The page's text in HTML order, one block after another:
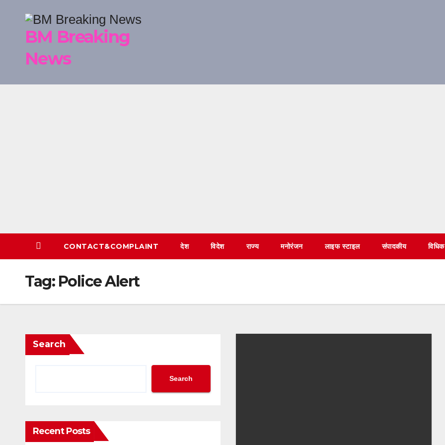
BM Breaking
News
CONTACT&COMPLAINT देश विदेश राज्य मनोरंजन लाइफ स्टाइल संपादकीय
Tag: Police Alert
Search
Search
Recent Posts